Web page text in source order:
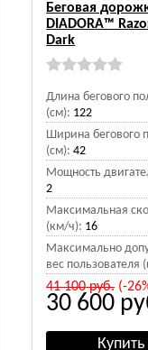
Беговая
DIADORA™
Dark
Длина бегового
(см): 122
Ширина бегового
(см): 42
Мощность
2
Максимальная
(км/ч): 16
Максимально
вес пользователя
41 100руб.(-
30 600